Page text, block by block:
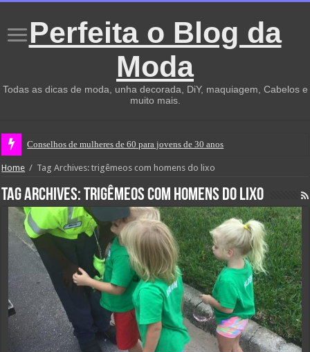
Perfeita o Blog da
Moda
Todas as dicas de moda, unha decorada, DiY, maquiagem, Cabelos e
muito mais.
Conselhos de mulheres de 60 para jovens de 30 anos
Home / Tag Archives: trigêmeos com homens do lixo
Tag Archives:trigêmeos com homens do lixo